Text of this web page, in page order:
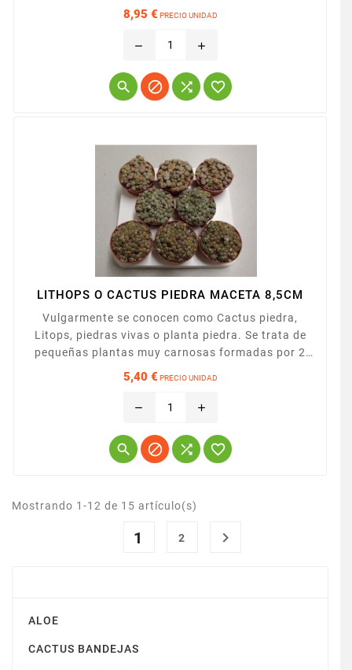
ceramica de 12cm.
8,95 € PRECIO UNIDAD
remove add
   
LITHOPS O CACTUS PIEDRA MACETA 8,5CM
Vulgarmente se conocen como Cactus piedra,
Litops, piedras vivas o planta piedra. Se trata de
pequeñas plantas muy carnosas formadas por 2
hojas unidas en su longitud que presentan bonitos
dibujos en su superficie. Entre las hojas aparecen
las grandes flores (amarillas o blancas) que llegan
macetas como plantas de interior o de exterior
en...
5,40 € PRECIO UNIDAD
remove add
   
Mostrando 1-12 de 15 artículo(s)
1 2 
ALOE
CACTUS BANDEJAS